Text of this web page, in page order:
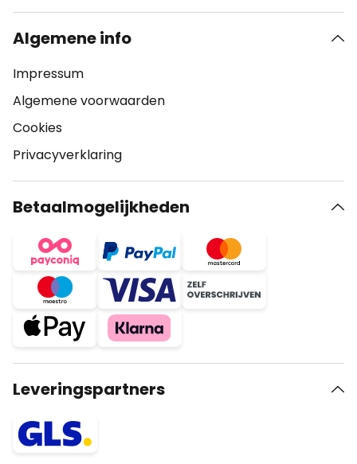
Algemene info
Impressum
Algemene voorwaarden
Cookies
Privacyverklaring
Betaalmogelijkheden
Leveringspartners